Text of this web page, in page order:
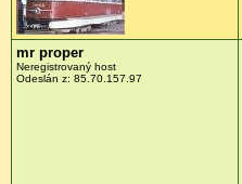
mr proper
Neregistrovaný host
Odeslán z: 85.70.157.97